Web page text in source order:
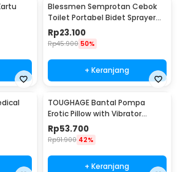
Blessmen Semprotan Cebok
Toilet Portabel Bidet Sprayer
450ml - WR-450
Rp23.100
Rp45.900 50%
+ Keranjang
TOUGHAGE Bantal Pompa
Erotic Pillow with Vibrator
Holder - PF3102
Rp53.700
Rp91.900 42%
+ Keranjang